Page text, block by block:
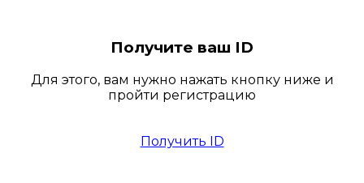
Получите ваш ID
Для этого, вам нужно нажать кнопку ниже и
пройти регистрацию
Получить ID